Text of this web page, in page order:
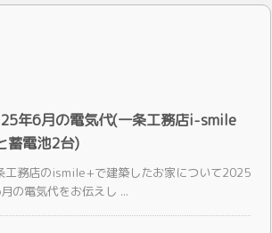
年6月の電気代(一条工務店i-smile
蓄電池2台)
工務店のismile+で建築したお家について2025
の電気代をお伝えし ...